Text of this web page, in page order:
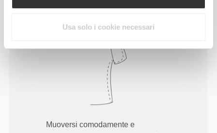
Usa solo i cookie necessari
Regolare
Muoversi comodamente e